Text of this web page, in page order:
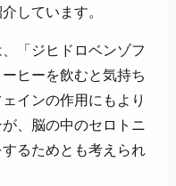
しています。
「ジヒドロベンゾフ
ヒーを飲むと気持ち
インの作用にもより
、脳の中のセロトニ
るためとも考えられ